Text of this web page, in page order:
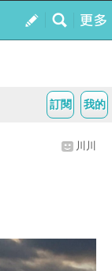
我的
訂閱
川川